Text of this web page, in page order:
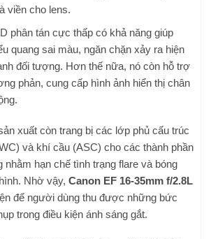
viền cho lens.
phân tán cực thấp có khả năng giúp
quang sai màu, ngăn chặn xảy ra hiện
đối tượng. Hơn thế nữa, nó còn hỗ trợ
phản, cung cấp hình ảnh hiển thị chân
xuất còn trang bị các lớp phủ cấu trúc
và khí cầu (ASC) cho các thành phần
nhằm hạn chế tình trạng flare và bóng
Nhờ vậy, Canon EF 16-35mm f/2.8L
để người dùng thu được những bức
trong điều kiện ánh sáng gắt.